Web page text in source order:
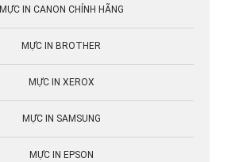
MỰC IN CANON CHÍNH HÃNG
MỰC IN BROTHER
MỰC IN XEROX
MỰC IN SAMSUNG
MỰC IN EPSON